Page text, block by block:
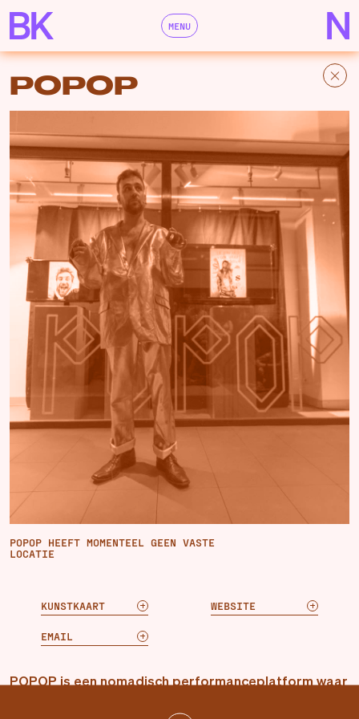
MENU
POPOP
POPOP HEEFT MOMENTEEL GEEN VASTE
LOCATIE
KUNSTKAART WEBSITE
EMAIL
POPOP is een nomadisch performanceplatform waar